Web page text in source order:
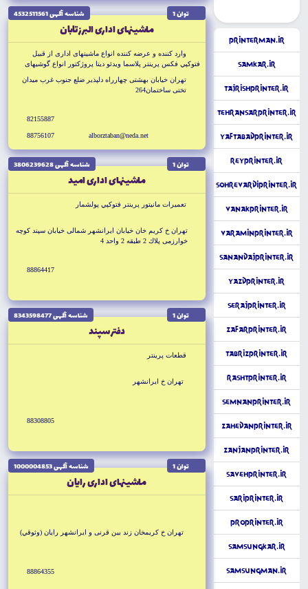
PrinterMan.ir
SamKar.ir
TajrishPrinter.ir
TehransarPrinter.ir
YaftabadPrinter.ir
ReyPrinter.ir
SohrevardiPrinter.ir
VanakPrinter.ir
VaraminPrinter.ir
SanandajPrinter.ir
YazdPrinter.ir
SerajPrinter.ir
ZafarPrinter.ir
TabrizPrinter.ir
RashtPrinter.ir
SemnanPrinter.ir
ZahedanPrinter.ir
ZanjanPrinter.ir
SavehPrinter.ir
SariPrinter.ir
ProPrinter.ir
SamsungKar.ir
SamsungMan.ir
توان 1 شناسه آگهى 4532511561
ماشينهاى ادارى البرز تابان
وارد كننده و عرضه كننده انواع ماشينهاى ادارى از قبيل
فتوكپي فكس پرينتر پلاسما ويدئو ديتا پروژكتور انواع گوشيهاى
تهران خيابان بهشتى چهارراه دلپذير ضلع جنوب غرب ميدان
تختى ساختمان264
alborztaban@neda.net
82155887
88756107
توان 1 شناسه آگهى 3806239628
ماشينهاى ادارى اميد
تعميرات مانيتور پرينتر فتوكپي پولشمار
تهران خ كريم خان خيابان ايرانشهر شمالى خيابان سپند كوچه
خوارزمى پلاك 2 طبقه 2 واحد 4
88864417
توان 1 شناسه آگهى 8343598477
دفتر سپند
قطعات پرينتر
تهران خ ايرانشهر
88308805
توان 1 شناسه آگهى 1000004853
ماشينهاى ادارى رايان
تهران خ كريمخان زند بين قرنى و ايرانشهر رايان (وثوقي)
88864355